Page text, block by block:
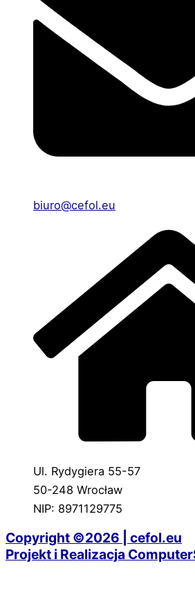
biuro@cefol.eu
Ul. Rydygiera 55-57
50-248 Wrocław
NIP: 8971129775
Copyright ©2026 | cefol.eu
Projekt i Realizacja